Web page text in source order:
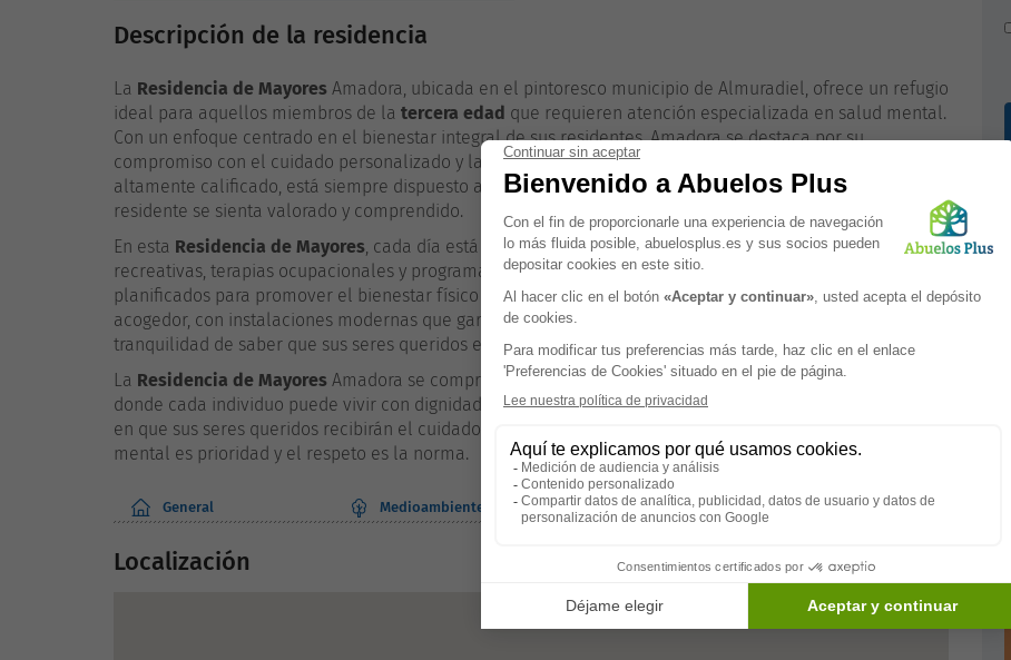
Descripción de la residencia
La Residencia de Mayores Amadora, ubicada en el pintoresco municipio de Almuradiel, ofrece un refugio
ideal para aquellos miembros de la tercera edad que requieren atención especializada en salud mental.
Con un enfoque centrado en el bienestar integral de sus residentes, Amadora se destaca por su
compromiso con el cuidado personalizado y la calidad de vida. Nuestro equipo multidisciplinario,
altamente calificado, está siempre dispuesto a ofrecer apoyo emocional y médico, asegurando que cada
residente se sienta valorado y comprendido.
En esta Residencia de Mayores, cada día está diseñado para ser pleno y significativo. Las actividades
recreativas, terapias ocupacionales y programas de estimulación cognitiva están cuidadosamente
planificados para promover el bienestar físico y mental de nuestros residentes. El entorno es cálido y
acogedor, con instalaciones modernas que garantizan seguridad y comodidad, brindando a las familias la
tranquilidad de saber que sus seres queridos están en buenas manos.
La Residencia de Mayores Amadora se compromete a fomentar una comunidad inclusiva y respetuosa,
donde cada individuo puede vivir con dignidad y alegría. Al elegir Amadora, las familias pueden confiar
en que sus seres queridos recibirán el cuidado y la atención que merecen, en un lugar donde la salud
mental es prioridad y el respeto es la norma.
General Medioambiente Paramédico Servicios
Localización